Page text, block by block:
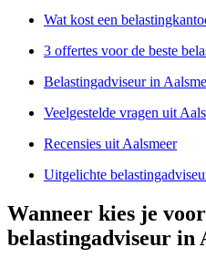
Wat kost een
3 offertes voor de beste
Belastingadviseur in
Veelgestelde vragen uit
Recensies uit Aalsmeer
Uitgelichte
Wanneer kies je
belastingadviseur in